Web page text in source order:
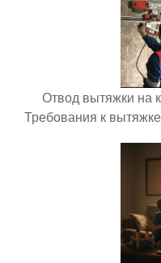
Отвод вытяжки на
Требования к